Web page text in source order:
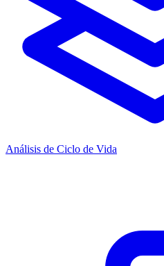
Análisis de Ciclo de Vida